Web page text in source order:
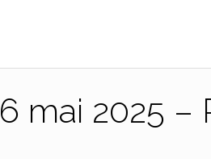
6 mai 2025 –